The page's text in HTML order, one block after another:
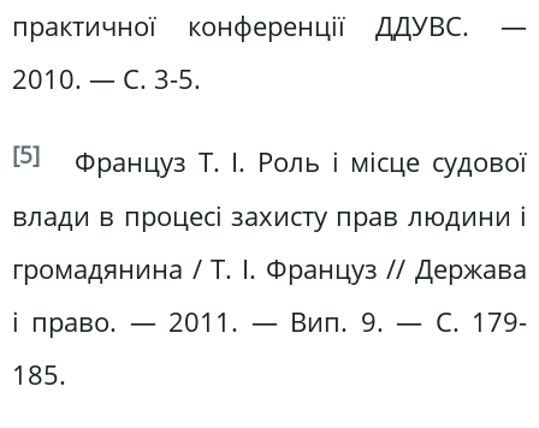
практичної конференції ДДУВС. —
2010. — С. 3-5.
[5]
Француз Т. І. Роль і місце судової
влади в процесі захисту прав людини і
громадянина / Т. І. Француз // Держава
і право. — 2011. — Вип. 9. — С. 179-
185.